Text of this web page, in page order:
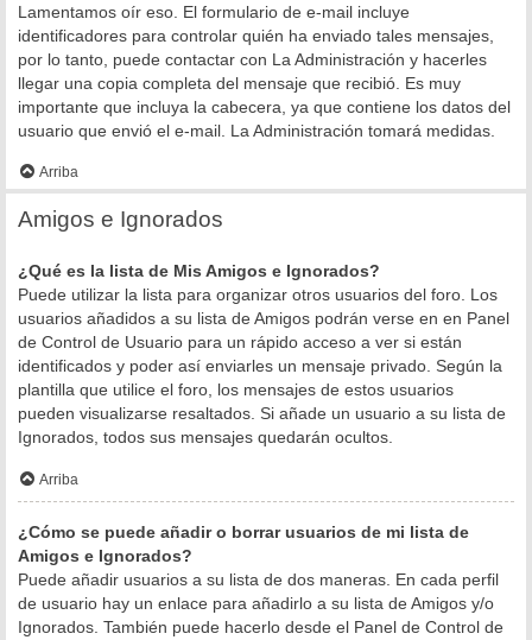
Lamentamos oír eso. El formulario de e-mail incluye
identificadores para controlar quién ha enviado tales mensajes,
por lo tanto, puede contactar con La Administración y hacerles
llegar una copia completa del mensaje que recibió. Es muy
importante que incluya la cabecera, ya que contiene los datos del
usuario que envió el e-mail. La Administración tomará medidas.
Arriba
Amigos e Ignorados
¿Qué es la lista de Mis Amigos e Ignorados?
Puede utilizar la lista para organizar otros usuarios del foro. Los
usuarios añadidos a su lista de Amigos podrán verse en en Panel
de Control de Usuario para un rápido acceso a ver si están
identificados y poder así enviarles un mensaje privado. Según la
plantilla que utilice el foro, los mensajes de estos usuarios
pueden visualizarse resaltados. Si añade un usuario a su lista de
Ignorados, todos sus mensajes quedarán ocultos.
Arriba
¿Cómo se puede añadir o borrar usuarios de mi lista de
Amigos e Ignorados?
Puede añadir usuarios a su lista de dos maneras. En cada perfil
de usuario hay un enlace para añadirlo a su lista de Amigos y/o
Ignorados. También puede hacerlo desde el Panel de Control de